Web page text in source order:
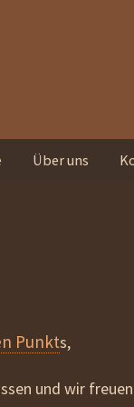
Über uns
Rückmeldungen
Unseren
Punkts,
und wir